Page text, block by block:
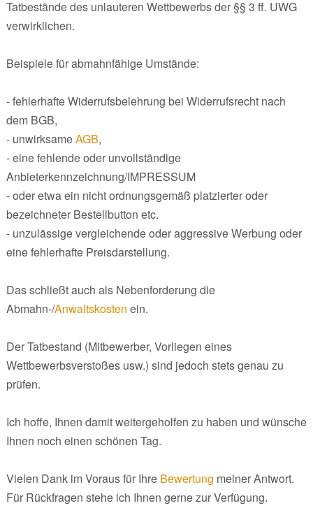
Tatbestände des unlauteren Wettbewerbs der §§ 3 ff. UWG
verwirklichen.
Beispiele für abmahnfähige Umstände:
- fehlerhafte Widerrufsbelehrung bei Widerrufsrecht nach
dem BGB,
- unwirksameAGB,
- eine fehlende oder unvollständige
Anbieterkennzeichnung/IMPRESSUM
- oder etwa ein nicht ordnungsgemäß platzierter oder
bezeichneter Bestellbutton etc.
- unzulässige vergleichende oder aggressive Werbung oder
eine fehlerhafte Preisdarstellung.
Das schließt auch als Nebenforderung die
Abmahn-/Anwaltskosten ein.
Der Tatbestand (Mitbewerber, Vorliegen eines
Wettbewerbsverstoßes usw.) sind jedoch stets genau zu
prüfen.
Ich hoffe, Ihnen damit weitergeholfen zu haben und wünsche
Ihnen noch einen schönen Tag.
Vielen Dank im Voraus für Ihre Bewertung meiner Antwort.
Für Rückfragen stehe ich Ihnen gerne zur Verfügung.